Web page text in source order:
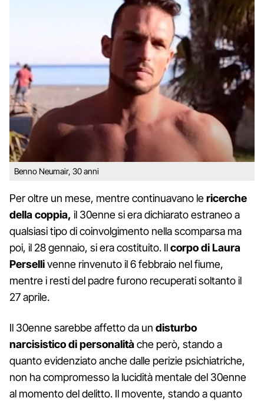
Benno Neumair, 30 anni
Per oltre un mese, mentre continuavano lericerche
della coppia, il 30enne si era dichiarato estraneo a
qualsiasi tipo di coinvolgimento nella scomparsa ma
poi, il 28 gennaio, si era costituito. Ilcorpo di Laura
Persellivenne rinvenuto il 6 febbraio nel fiume,
mentre i resti del padre furono recuperati soltanto il
27 aprile.
Il 30enne sarebbe affetto da un disturbo
narcisistico di personalitàche però, stando a
quanto evidenziato anche dalle perizie psichiatriche,
non ha compromesso la lucidità mentale del 30enne
al momento del delitto. Il movente, stando a quanto